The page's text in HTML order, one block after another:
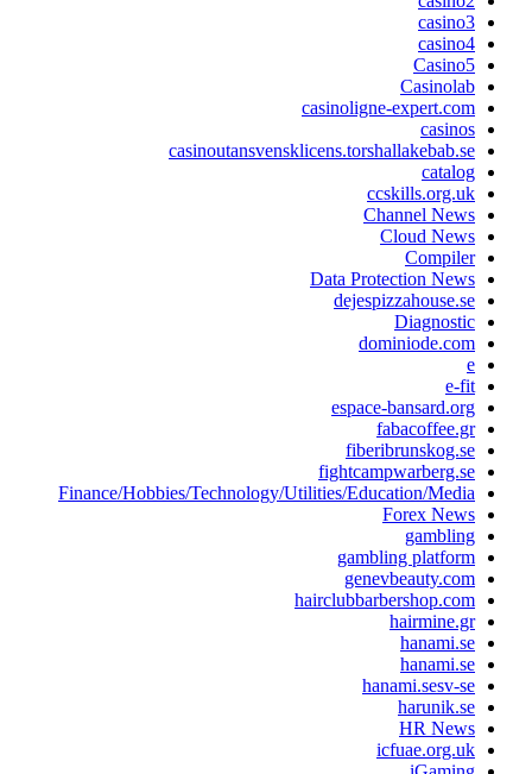
casino3
casino4
Casino5
Casinolab
casinoligne-expert.com
casinos
casinoutansvensklicens.torshallakebab.se
catalog
ccskills.org.uk
Channel News
Cloud News
Compiler
Data Protection News
dejespizzahouse.se
Diagnostic
dominiode.com
e
e-fit
espace-bansard.org
fabacoffee.gr
fiberibrunskog.se
fightcampwarberg.se
Finance/Hobbies/Technology/Utilities/Education/Media
Forex News
gambling
gambling platform
genevbeauty.com
hairclubbarbershop.com
hairmine.gr
hanami.se
hanami.se
hanami.sesv-se
harunik.se
HR News
icfuae.org.uk